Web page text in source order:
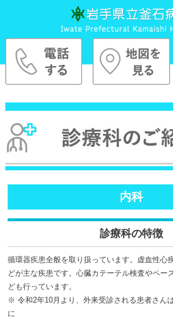
内科
診療科の特徴
循環器疾患全般を取り扱っています。虚血性心
どが主な疾患です。心臓カテーテル検査やペー
ども行っています。
※ 令和2年10月より、外来受診される患者さん
に